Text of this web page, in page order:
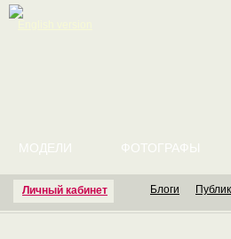
Личный кабинет
МОДЕЛИ ФОТОГРАФЫ
Блоги